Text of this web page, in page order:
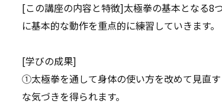
[この講座の内容と特徴]太極拳の基本となる8
に基本的な動作を重点的に練習していきます。
[学びの成果]
①太極拳を通して身体の使い方を改めて見直
な気づきを得られます。